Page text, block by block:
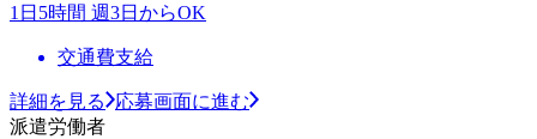
1日5時間 週3日からOK
交通費支給
詳細を見る
応募画面に進む
派遣労働者